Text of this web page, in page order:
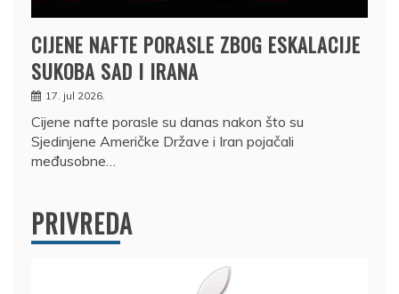
CIJENE NAFTE PORASLE ZBOG ESKALACIJE
SUKOBA SAD I IRANA
17. jul 2026.
Cijene nafte porasle su danas nakon što su
Sjedinjene Američke Države i Iran pojačali
međusobne…
PRIVREDA